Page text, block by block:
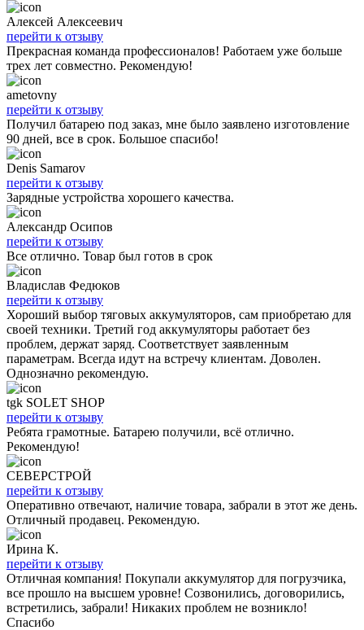
Алексей Алексеевич
перейти к отзыву
Прекрасная команда профессионалов! Работаем уже больше
трех лет совместно. Рекомендую!
ametovny
перейти к отзыву
Получил батарею под заказ, мне было заявлено изготовление
90 дней, все в срок. Большое спасибо!
Denis Samarov
перейти к отзыву
Зарядные устройства хорошего качества.
Александр Осипов
перейти к отзыву
Все отлично. Товар был готов в срок
Владислав Федюков
перейти к отзыву
Хороший выбор тяговых аккумуляторов, сам приобретаю для
своей техники. Третий год аккумуляторы работает без
проблем, держат заряд. Соответствует заявленным
параметрам. Всегда идут на встречу клиентам. Доволен.
Однозначно рекомендую.
tgk SOLET SHOP
перейти к отзыву
Ребята грамотные. Батарею получили, всё отлично.
Рекомендую!
СЕВЕРСТРОЙ
перейти к отзыву
Оперативно отвечают, наличие товара, забрали в этот же день.
Отличный продавец. Рекомендую.
Ирина К.
перейти к отзыву
Отличная компания! Покупали аккумулятор для погрузчика,
все прошло на высшем уровне! Созвонились, договорились,
встретились, забрали! Никаких проблем не возникло!
Спасибо